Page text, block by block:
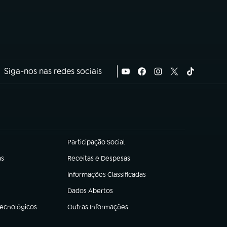
Siga-nos nas redes sociais
Participação Social
(abre em nova aba)
Receitas e Despesas
(abre em nova aba)
Informações Classificadas
(abre em nova aba)
Dados Abertos
(abre em nova aba)
Outras Informações
(abre em nova aba)